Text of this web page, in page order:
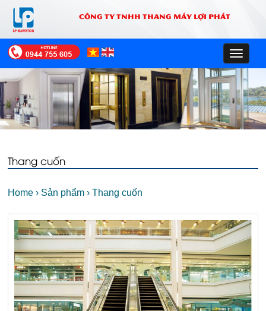
CÔNG TY TNHH THANG MÁY LỢI PHÁT
Toggle
Thang cuốn
Home › Sản phẩm › Thang cuốn